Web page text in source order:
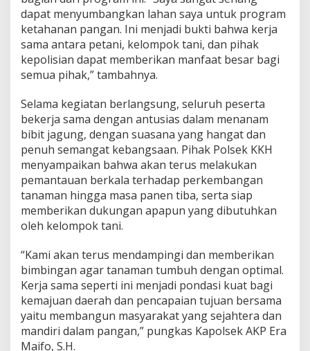
dapat menyumbangkan lahan saya untuk program
ketahanan pangan. Ini menjadi bukti bahwa kerja
sama antara petani, kelompok tani, dan pihak
kepolisian dapat memberikan manfaat besar bagi
semua pihak,” tambahnya.
Selama kegiatan berlangsung, seluruh peserta
bekerja sama dengan antusias dalam menanam
bibit jagung, dengan suasana yang hangat dan
penuh semangat kebangsaan. Pihak Polsek KKH
menyampaikan bahwa akan terus melakukan
pemantauan berkala terhadap perkembangan
tanaman hingga masa panen tiba, serta siap
memberikan dukungan apapun yang dibutuhkan
oleh kelompok tani.
“Kami akan terus mendampingi dan memberikan
bimbingan agar tanaman tumbuh dengan optimal.
Kerja sama seperti ini menjadi pondasi kuat bagi
kemajuan daerah dan pencapaian tujuan bersama
yaitu membangun masyarakat yang sejahtera dan
mandiri dalam pangan,” pungkas Kapolsek AKP Era
Maifo, S.H.